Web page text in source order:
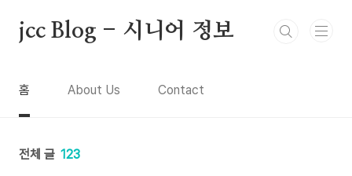
jcc Blog - 시니어 정보
홈 About Us Contact
전체 글 123